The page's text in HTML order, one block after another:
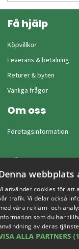
Få hjälp
Köpvillkor
Leverans & betalning
Returer & byten
Vanliga frågor
Om oss
Företagsinformation
webbplats
använder cookies för att
trafik. Vi delar också
våra reklam- och
som du har
av deras
ALLA PARTNERS